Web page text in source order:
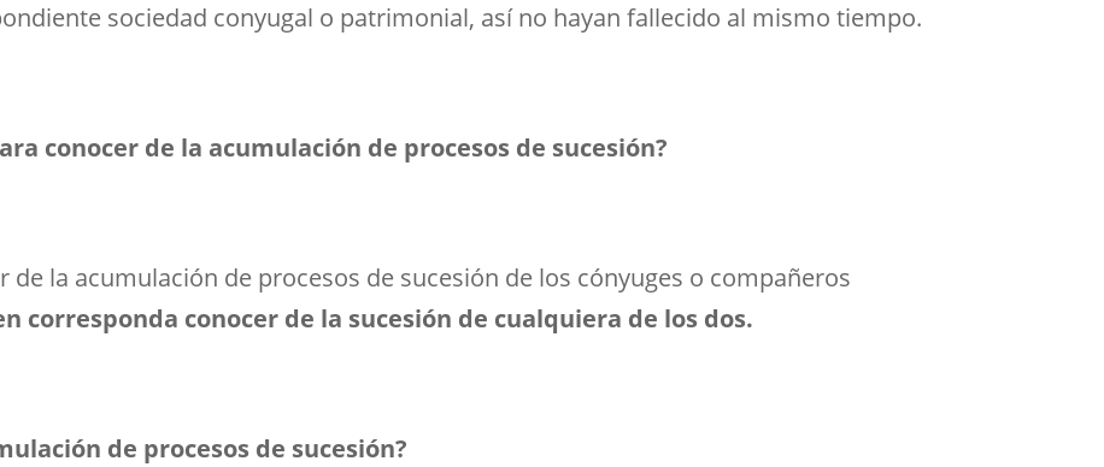
sociedad conyugal o patrimonial, así no hayan fallecido al mismo tiempo.
conocer de la acumulación de procesos de sucesión?
de la acumulación de procesos de sucesión de los cónyuges o compañeros
corresponda conocer de la sucesión de cualquiera de los dos.
de procesos de sucesión?